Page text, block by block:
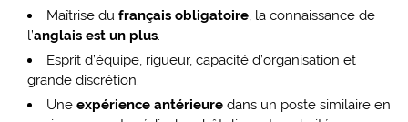
Maîtrise du français obligatoire, la connaissance de
l’anglais est un plus.
Esprit d’équipe, rigueur, capacité d’organisation et
grande discrétion.
Une expérience antérieure dans un poste similaire en